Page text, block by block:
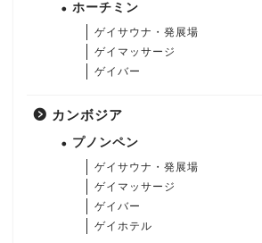
ホーチミン
ゲイサウナ・発展場
ゲイマッサージ
ゲイバー
カンボジア
プノンペン
ゲイサウナ・発展場
ゲイマッサージ
ゲイバー
ゲイホテル